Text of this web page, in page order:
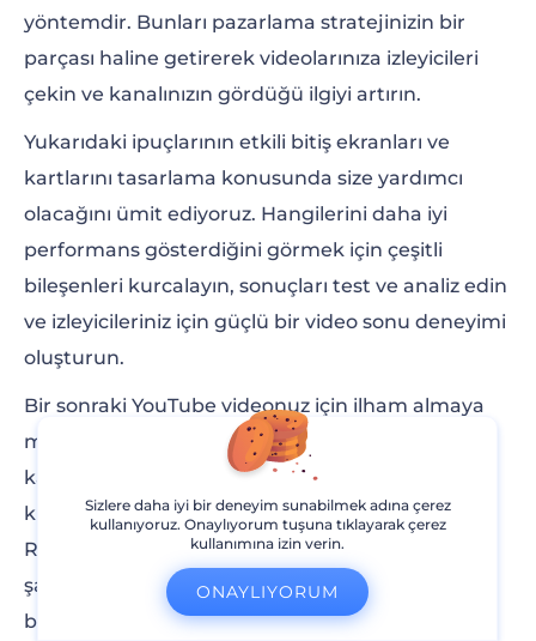
yöntemdir. Bunları pazarlama stratejinizin bir
parçası haline getirerek videolarınıza izleyicileri
çekin ve kanalınızın gördüğü ilgiyi artırın.
Yukarıdaki ipuçlarının etkili bitiş ekranları ve
kartlarını tasarlama konusunda size yardımcı
olacağını ümit ediyoruz. Hangilerini daha iyi
performans gösterdiğini görmek için çeşitli
bileşenleri kurcalayın, sonuçları test ve analiz edin
ve izleyicileriniz için güçlü bir video sonu deneyimi
oluşturun.
Bir sonraki YouTube videonuz için ilham almaya
mı ihtiyacınız var? Yayına hazır videoları göz açıp
kapayıncaya kadar oluşturmak için
kullanabileceğiniz yüzlerce şablon
Renderforest’ta. Aşağıdaki butona tıklayarak bu
şablonları keşfedin ve videolarınızı oluşturmaya
başlayın.
Sizlere daha iyi bir deneyim sunabilmek adına çerez
kullanıyoruz. Onaylıyorum tuşuna tıklayarak çerez
kullanımına izin verin.
ONAYLIYORUM